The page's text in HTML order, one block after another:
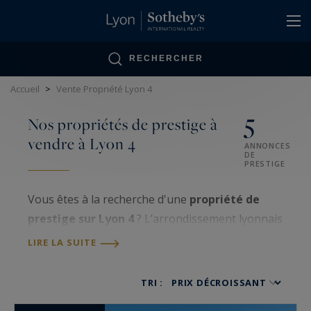
RECHERCHER
Accueil > Vente Propriété Lyon 4
Nos propriétés de prestige à
vendre à Lyon 4
5
ANNONCES
DE
PRESTIGE
Vous êtes à la recherche d'une propriété de
prestige sur Lyon 4 ? L’arrondissement lyonnais
est encore jeune, et pourtant, il est
est composée en grande majorité
LIRE LA SUITE
TRI :